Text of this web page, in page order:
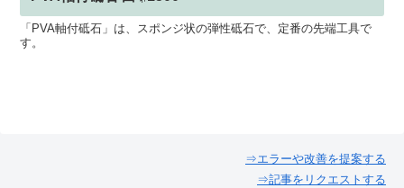
「PVA軸付砥石」は、スポンジ状の弾性砥石で、定番の先端工具で
す。
⇒エラーや改善を提案する
⇒記事をリクエストする